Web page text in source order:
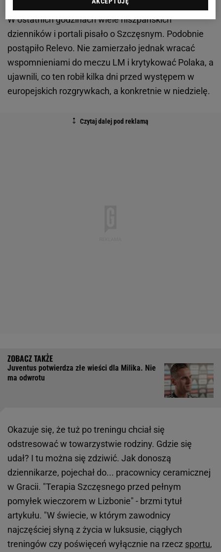
W ostatnich godzinach wiele hiszpańskich
dzienników i portali pisało o Szczęsnym. Podobnie
postąpiło Relevo. Nie zamierzało jednak wracać
wspomnieniami do meczu LM i krytykować Polaka, a
ujawnili, co ten robił kilka dni przed występem w
europejskich rozgrywkach, a konkretnie w niedzielę.
Juventus potwierdza złe wieści dla Milika. Nie
ma odwrotu
Okazuje się, że tuż po treningu chciał się
odstresować w towarzystwie rodziny. Gdzie się
udał? I tu można się zdziwić. Jak donoszą
dziennikarze, pojechał do... pracownicy ceramicznej
w Gracii. "Terapia Szczęsnego przed pełnym
pomyłek wieczorem w Lizbonie" - brzmi tytuł
artykułu. "W świecie, w którym zawodnicy
najczęściej słyną z życia w luksusie, ciągłych
treningów czy poświęceń wyłącznie na rzecz sportu,